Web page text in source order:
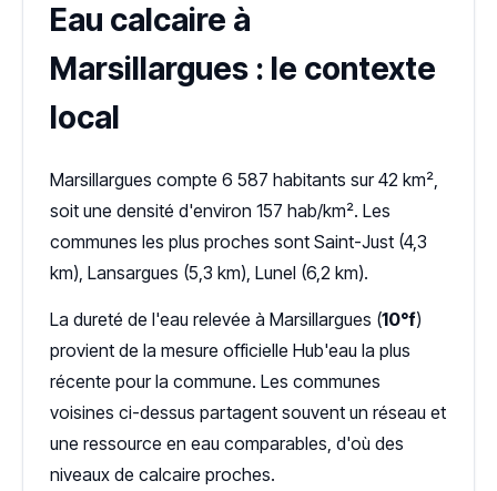
Eau calcaire à
Marsillargues : le contexte
local
Marsillargues compte 6 587 habitants sur 42 km²,
soit une densité d'environ 157 hab/km². Les
communes les plus proches sont Saint-Just (4,3
km), Lansargues (5,3 km), Lunel (6,2 km).
La dureté de l'eau relevée à Marsillargues (10°f)
provient de la mesure officielle Hub'eau la plus
récente pour la commune. Les communes
voisines ci-dessus partagent souvent un réseau et
une ressource en eau comparables, d'où des
niveaux de calcaire proches.